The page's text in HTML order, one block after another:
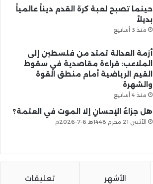
حينما تصبح لعبة كرة القدم ديناً عالمياً
بديلاً
منذ 3 أسابيع
أزمة العدالة تمتد من فلسطين إلى
الملاعب: قراءة مقاصدية في سقوط
القيم الرياضية أمام منطق القوة
والشهرة
منذ 4 أسابيع
هل جزاءُ الإحسانِ إلا الموت في العتمة؟
الأثنين 21 محرم 1448هـ 6-7-2026م
الأشهر تعليقات